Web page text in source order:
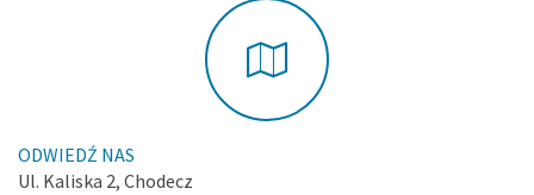
ODWIEDŹ NAS
Ul. Kaliska 2, Chodecz